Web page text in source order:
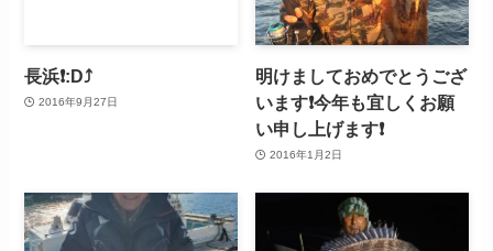
長浜❗:D⤴
2016年9月27日
明けましておめでとうござ
います❗今年も宜しくお願
い申し上げます❗
2016年1月2日